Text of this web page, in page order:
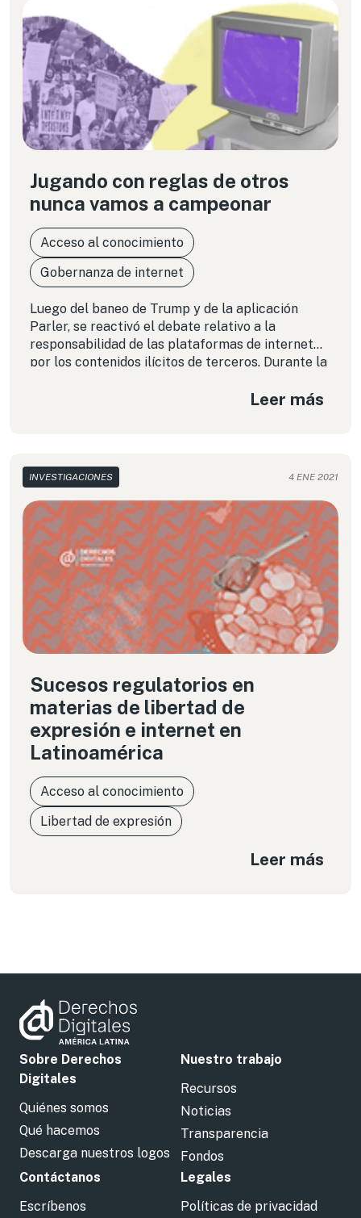
Jugando con reglas de otros
nunca vamos a campeonar
Acceso al conocimiento
Gobernanza de internet
Luego del baneo de Trump y de la aplicación
Parler, se reactivó el debate relativo a la
responsabilidad de las plataformas de internet
por los contenidos ilícitos de terceros. Durante la
región, pero las decisiones las siguen tomando los
Leer más
INVESTIGACIONES 4 ENE 2021
Sucesos regulatorios en
materias de libertad de
expresión e internet en
Latinoamérica
Acceso al conocimiento
Libertad de expresión
Leer más
Sobre Derechos
Digitales
Quiénes somos
Qué hacemos
Descarga nuestros logos
Nuestro trabajo
Recursos
Noticias
Transparencia
Fondos
Contáctanos
Escríbenos
Legales
Políticas de privacidad